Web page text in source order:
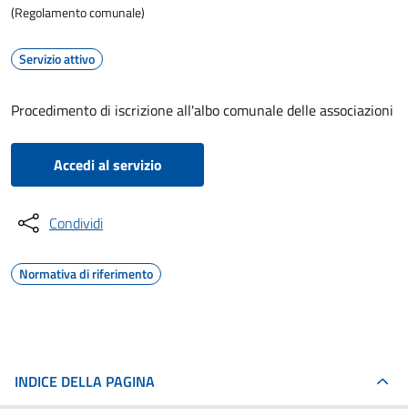
(Regolamento comunale)
Servizio attivo
Procedimento di iscrizione all'albo comunale delle associazioni
Accedi al servizio
Condividi
Normativa di riferimento
INDICE DELLA PAGINA